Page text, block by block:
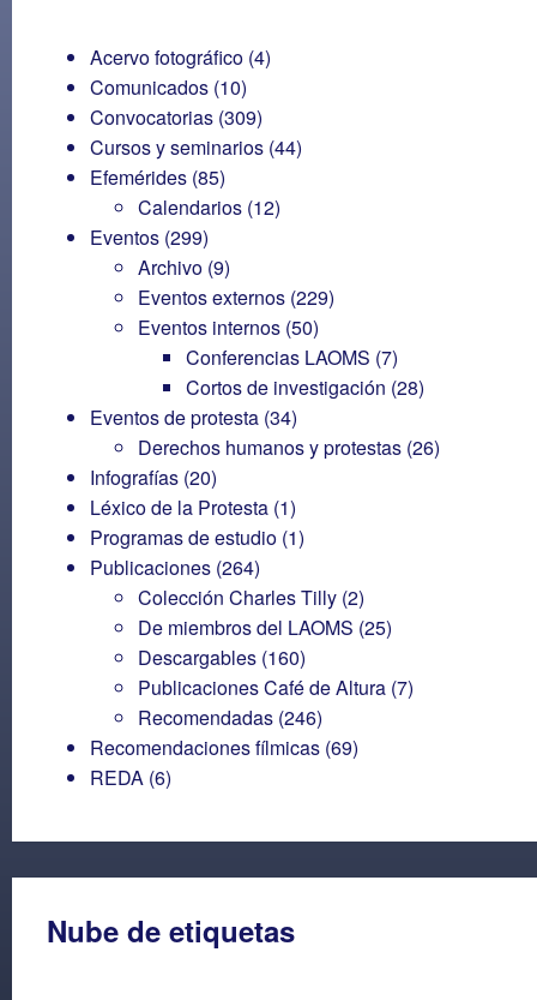
Acervo fotográfico (4)
Comunicados (10)
Convocatorias (309)
Cursos y seminarios (44)
Efemérides (85)
Calendarios (12)
Eventos (299)
Archivo (9)
Eventos externos (229)
Eventos internos (50)
Conferencias LAOMS (7)
Cortos de investigación (28)
Eventos de protesta (34)
Derechos humanos y protestas (26)
Infografías (20)
Léxico de la Protesta (1)
Programas de estudio (1)
Publicaciones (264)
Colección Charles Tilly (2)
De miembros del LAOMS (25)
Descargables (160)
Publicaciones Café de Altura (7)
Recomendadas (246)
Recomendaciones fílmicas (69)
REDA (6)
Nube de etiquetas